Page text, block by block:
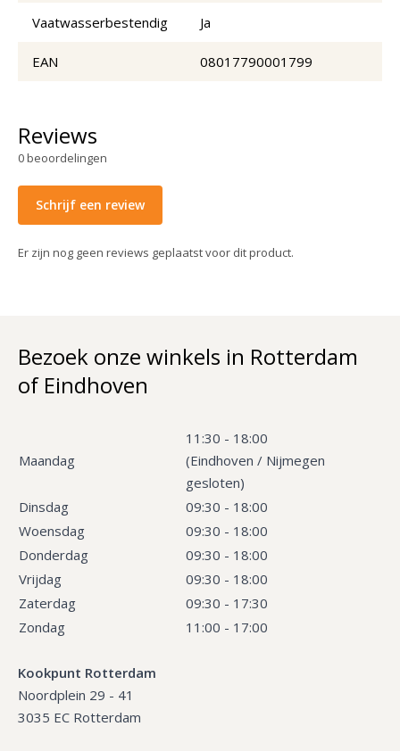
Vaatwasserbestendig Ja
EAN 08017790001799
Reviews
0beoordelingen
Schrijf een review
Er zijn nog geen reviews geplaatst voor dit product.
Bezoek onze winkels in Rotterdam
of Eindhoven
Maandag
11:30 - 18:00
(Eindhoven / Nijmegen
gesloten)
Dinsdag
09:30 - 18:00
Woensdag
09:30 - 18:00
Donderdag
09:30 - 18:00
Vrijdag
09:30 - 18:00
Zaterdag
09:30 - 17:30
Zondag
11:00 - 17:00
Kookpunt Rotterdam
Noordplein 29 - 41
3035 EC Rotterdam